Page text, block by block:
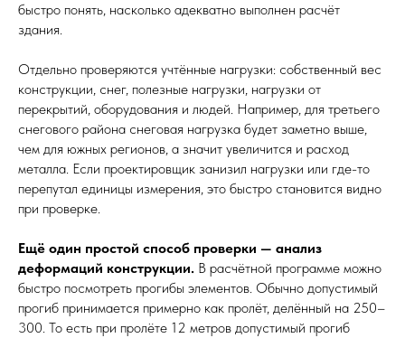
быстро понять, насколько адекватно выполнен расчёт
здания.
Отдельно проверяются учтённые нагрузки: собственный вес
конструкции, снег, полезные нагрузки, нагрузки от
перекрытий, оборудования и людей. Например, для третьего
снегового района снеговая нагрузка будет заметно выше,
чем для южных регионов, а значит увеличится и расход
металла. Если проектировщик занизил нагрузки или где-то
перепутал единицы измерения, это быстро становится видно
при проверке.
Ещё один простой способ проверки — анализ
деформаций конструкции. В расчётной программе можно
быстро посмотреть прогибы элементов. Обычно допустимый
прогиб принимается примерно как пролёт, делённый на 250–
300. То есть при пролёте 12 метров допустимый прогиб